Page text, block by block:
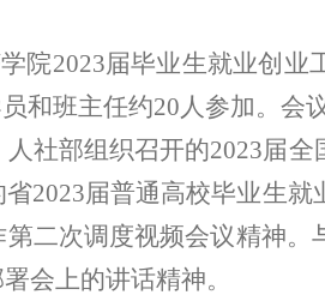
院2023届毕业生就业创业
和班主任约20人参加。 会
人社部组织召开的2023届全
省2023届普通高校毕业生
二次调度视频会议精神。
会上的讲话精神。